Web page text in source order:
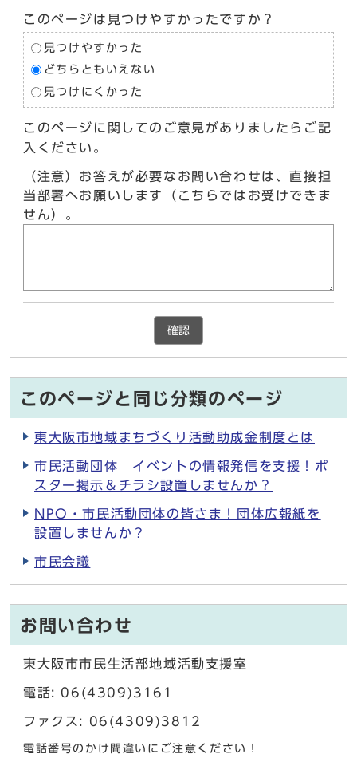
このページは見つけやすかったですか？
見つけやすかった
どちらともいえない
見つけにくかった
このページに関してのご意見がありましたらご記
入ください。
（注意）お答えが必要なお問い合わせは、直接担
当部署へお願いします（こちらではお受けできま
せん）。
確認
このページと同じ分類のページ
東大阪市地域まちづくり活動助成金制度とは
市民活動団体 イベントの情報発信を支援！ポ
スター掲示＆チラシ設置しませんか？
NPO・市民活動団体の皆さま！団体広報紙を
設置しませんか？
市民会議
お問い合わせ
東大阪市市民生活部地域活動支援室
電話: 06(4309)3161
ファクス: 06(4309)3812
電話番号のかけ間違いにご注意ください！